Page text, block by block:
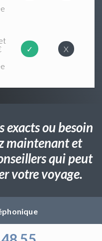
✓ X
exacts ou besoin
maintenant et
qui peut
votre voyage.